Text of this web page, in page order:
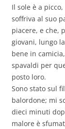
Il sole è a
soffriva al suo
piacere, e che,
giovani, lungo
bene in
spavaldi per
posto loro.
Sono stato sul
balordone; mi
dieci minuti
malore è